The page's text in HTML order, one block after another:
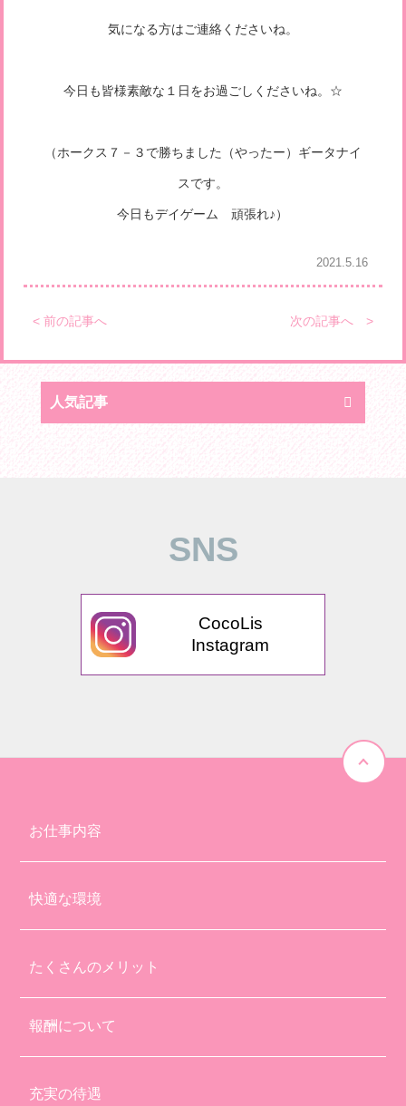
気になる方はご連絡くださいね。
今日も皆様素敵な１日をお過ごしくださいね。☆
（ホークス７－３で勝ちました（やったー）ギータナイ
スです。
今日もデイゲーム 頑張れ♪）
2021.5.16
< 前の記事へ 次の記事へ >
人気記事
SNS
CocoLis
Instagram
お仕事内容
快適な環境
たくさんのメリット
報酬について
充実の待遇